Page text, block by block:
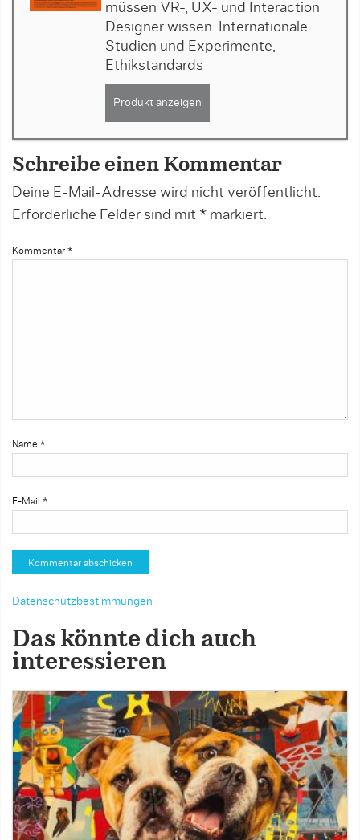
müssen VR-, UX- und Interaction
Designer wissen. Internationale
Studien und Experimente,
Ethikstandards
Produkt anzeigen
Schreibe einen Kommentar
Deine E-Mail-Adresse wird nicht veröffentlicht.
Erforderliche Felder sind mit * markiert.
Kommentar *
Name *
E-Mail *
Datenschutzbestimmungen
Das könnte dich auch
interessieren